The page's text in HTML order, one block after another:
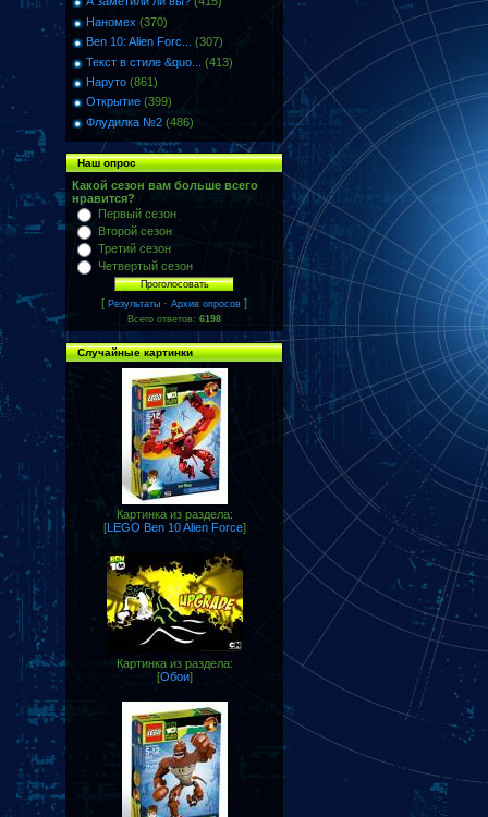
Наномех (370)
Ben 10: Alien Forc...
(307)
Текст в стиле &quo...
(413)
Наруто (861)
Открытие (399)
Флудилка №2 (486)
Наш опрос
Какой сезон вам больше всего
нравится?
Первый сезон
Второй сезон
Третий сезон
Четвертый сезон
[ Результаты · Архив опросов ]
Всего ответов: 6198
Случайные картинки
Картинка из раздела:
[LEGO Ben 10 Alien Force]
Картинка из раздела:
[Обои]